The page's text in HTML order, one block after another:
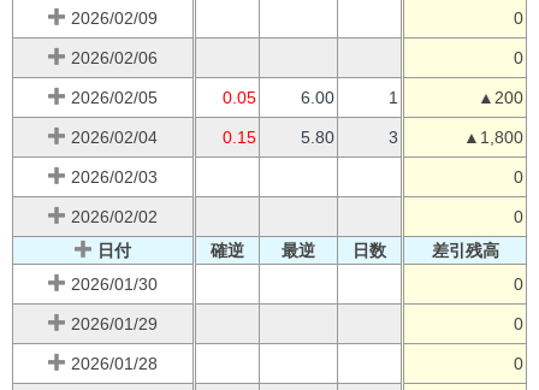
2026/02/09 0
2026/02/06 0
2026/02/05 0.05 6.00 1 ▲200
2026/02/04 0.15 5.80 3 ▲1,800
2026/02/03 0
2026/02/02
0
日付
確逆 最逆 日数
差引残高
2026/01/30
0
2026/01/29 0
2026/01/28 0